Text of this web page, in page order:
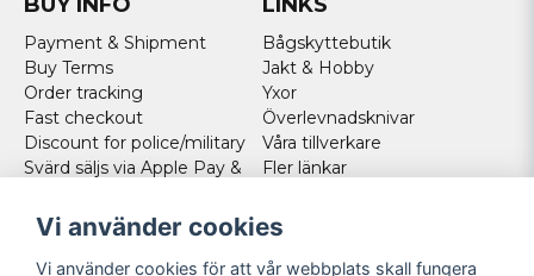
Payment & Shipment
Buy Terms
Order tracking
Fast checkout
Discount for police/military
Svärd säljs via Apple Pay &
Norweigan customers
Cookies
Bågskyttebutik
Jakt & Hobby
Yxor
Överlevnadsknivar
Våra tillverkare
Fler länkar
Vi använder cookies
Vi använder cookies för att vår webbplats skall fungera